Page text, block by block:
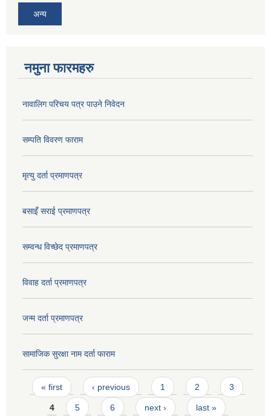
अन्य
नमुना फारमहरु
नावालिग परिचय पत्र पाउने निवेदन
सम्पति विवरण फाराम
मृत्यु दर्ता प्रमाणपत्र
बसाइँ सराई प्रमाणपत्र
सम्वन्ध विच्छेद प्रमाणपत्र
विवाह दर्ता प्रमाणपत्र
जन्म दर्ता प्रमाणपत्र
सामाजिक सुरक्षा नाम दर्ता फाराम
Pages
« first ‹ previous 1 2 3
4 5 6 next › last »